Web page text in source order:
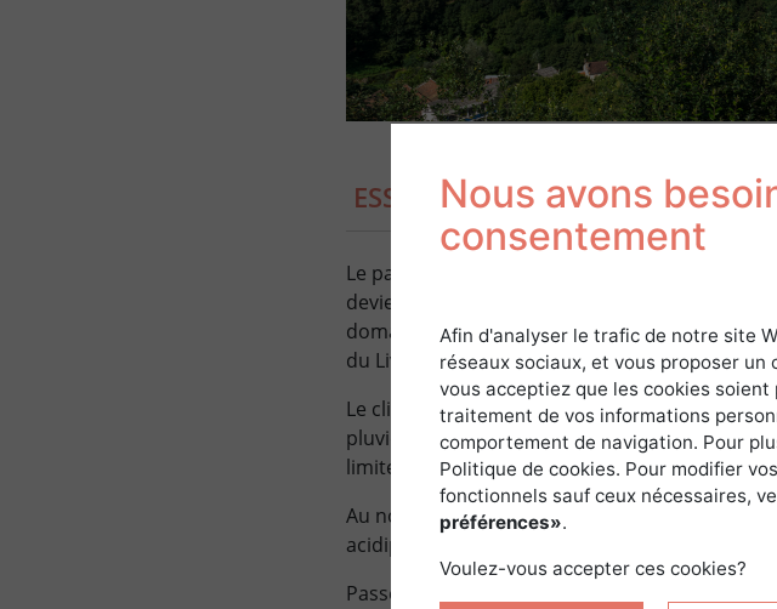
ESSENCES ET CLIMAT
Le paysage est ici varié car à basse altitude,
deviendra sylvo-pastoral avec une forte
domaine de prédilection de la forêt
du Livradois-Forez.
Le climat dans le Livradois-Forez est de type
pluviométrie allant de 800 à 1200mm.
limitent la végétation forestière au dessus de
Au nord, au dessus de 500m, les forêts dans
acidiphiles traitées en mélange futaie-taillis,
Passée la frange de
Nous avons
consentement
Afin d'analyser le trafic de notre site
réseaux sociaux, et vous proposer
vous acceptiez que les cookies
traitement de vos informations
comportement de navigation. Pour
Politique de cookies. Pour modifier
fonctionnels sauf ceux nécessaires,
préférences».
Voulez-vous accepter ces cookies?